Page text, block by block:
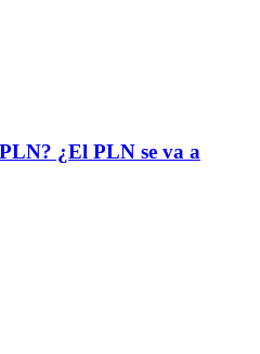
¿El PLN se va a